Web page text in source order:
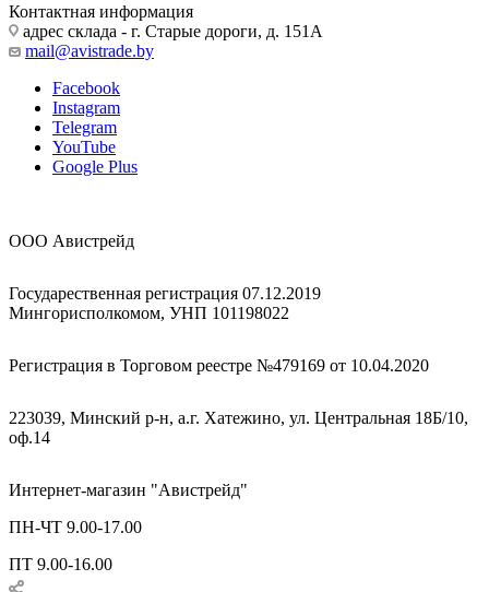
Контактная информация
адрес склада - г. Старые дороги, д. 151А
mail@avistrade.by
Facebook
Instagram
Telegram
YouTube
Google Plus
ООО Авистрейд
Государественная регистрация 07.12.2019
Мингорисполкомом, УНП 101198022
Регистрация в Торговом реестре №479169 от 10.04.2020
223039, Минский р-н, а.г. Хатежино, ул. Центральная 18Б/10,
оф.14
Интернет-магазин "Авистрейд"
ПН-ЧТ 9.00-17.00
ПТ 9.00-16.00